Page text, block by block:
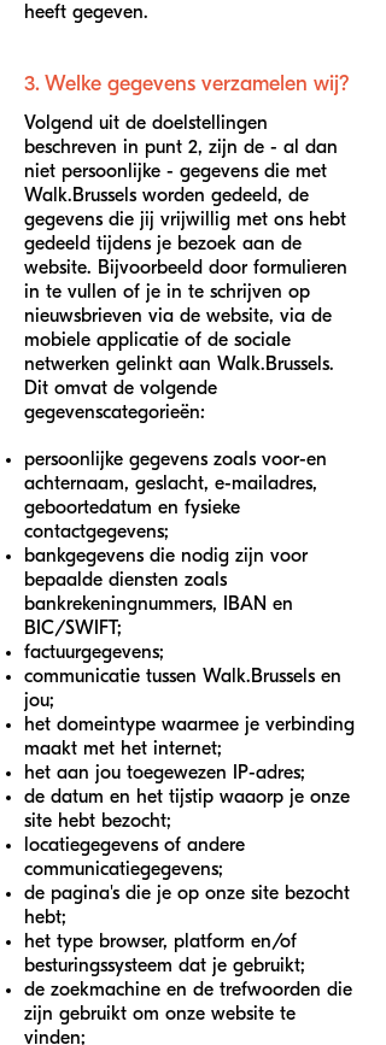
heeft gegeven.
3. Welke gegevens verzamelen wij?
Volgend uit de doelstellingen
beschreven in punt 2, zijn de - al dan
niet persoonlijke - gegevens die met
Walk.Brussels worden gedeeld, de
gegevens die jij vrijwillig met ons hebt
gedeeld tijdens je bezoek aan de
website. Bijvoorbeeld door formulieren
in te vullen of je in te schrijven op
nieuwsbrieven via de website, via de
mobiele applicatie of de sociale
netwerken gelinkt aan Walk.Brussels.
Dit omvat de volgende
gegevenscategorieën:
persoonlijke gegevens zoals voor-en
achternaam, geslacht, e-mailadres,
geboortedatum en fysieke
contactgegevens;
bankgegevens die nodig zijn voor
bepaalde diensten zoals
bankrekeningnummers, IBAN en
BIC/SWIFT;
factuurgegevens;
communicatie tussen Walk.Brussels en
jou;
het domeintype waarmee je verbinding
maakt met het internet;
het aan jou toegewezen IP-adres;
de datum en het tijstip waaorp je onze
site hebt bezocht;
locatiegegevens of andere
communicatiegegevens;
de pagina's die je op onze site bezocht
hebt;
het type browser, platform en/of
besturingssysteem dat je gebruikt;
de zoekmachine en de trefwoorden die
zijn gebruikt om onze website te
vinden;